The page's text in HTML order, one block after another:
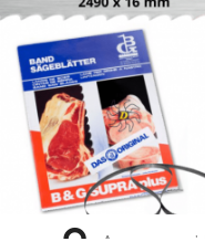
 Aperçu